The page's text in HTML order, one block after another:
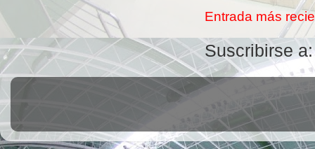
Entrada más
Suscribirse